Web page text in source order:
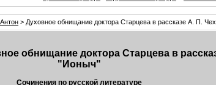
> Духовное обнищание доктора Старцева в рассказе А. П.
обнищание доктора Старцева в
"Ионыч"
Сочинения по русской литературе